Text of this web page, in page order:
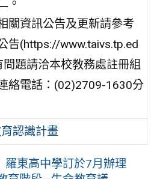
。
關資訊公告及更新請參考
告(https://www.taivs.tp.ed
題請洽本校教務處註冊組
絡電話：(02)2709-1630分
認識計畫
羅東高中學訂於7月辦理